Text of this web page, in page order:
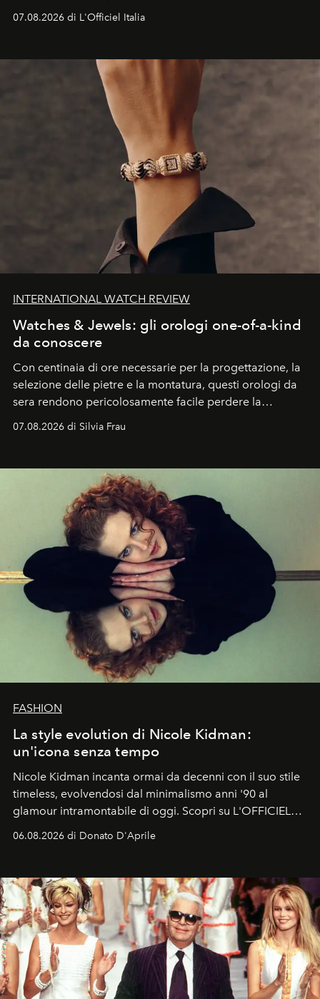
07.08.2026 di L'Officiel Italia
INTERNATIONAL WATCH REVIEW
Watches & Jewels: gli orologi one-of-a-kind
da conoscere
Con centinaia di ore necessarie per la progettazione, la
selezione delle pietre e la montatura, questi orologi da
sera rendono pericolosamente facile perdere la
07.08.2026 di Silvia Frau
FASHION
La style evolution di Nicole Kidman:
un'icona senza tempo
Nicole Kidman incanta ormai da decenni con il suo stile
timeless, evolvendosi dal minimalismo anni '90 al
glamour intramontabile di oggi. Scopri su L'OFFICIEL
06.08.2026 di Donato D'Aprile